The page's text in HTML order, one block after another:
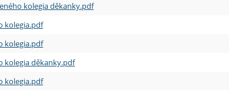
kolegia děkanky.pdf
kolegia.pdf
kolegia.pdf
kolegia děkanky.pdf
kolegia.pdf